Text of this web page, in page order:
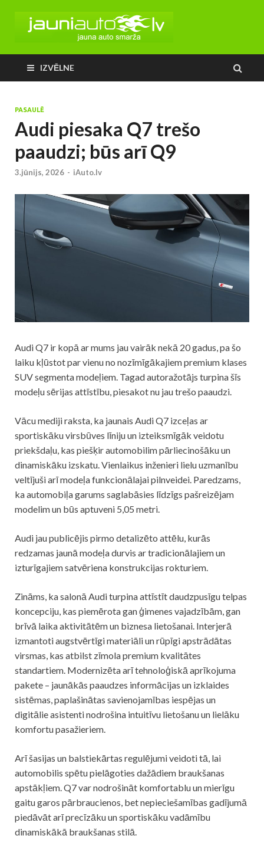
IZVĒLNE
PASAULĒ
Audi piesaka Q7 trešo
paaudzi; būs arī Q9
3.jūnijs, 2026 - iAuto.lv
Audi Q7 ir kopā ar mums jau vairāk nekā 20 gadus, pa šo
laiku kļūstot par vienu no nozīmīgākajiem premium klases
SUV segmenta modeļiem. Tagad autoražotājs turpina šīs
modeļu sērijas attīstību, piesakot nu jau trešo paaudzi.
Vācu mediji raksta, ka jaunais Audi Q7 izceļas ar
sportiskāku virsbūves līniju un izteiksmīgāk veidotu
priekšdaļu, kas piešķir automobilim pārliecinošāku un
dinamiskāku izskatu. Vienlaikus inženieri lielu uzmanību
veltījuši arī modeļa funkcionālajai pilnveidei. Paredzams,
ka automobiļa garums saglabāsies līdzīgs pašreizējam
modelim un būs aptuveni 5,05 metri.
Audi jau publicējis pirmo detalizēto attēlu, kurās
redzamas jaunā modeļa durvis ar tradicionālajiem un
izturīgajiem satvēriena konstrukcijas rokturiem.
Zināms, ka salonā Audi turpina attīstīt daudzpusīgu telpas
koncepciju, kas piemērota gan ģimenes vajadzībām, gan
brīvā laika aktivitātēm un biznesa lietošanai. Interjerā
izmantoti augstvērtīgi materiāli un rūpīgi apstrādātas
virsmas, kas atbilst zīmola premium kvalitātes
standartiem. Modernizēta arī tehnoloģiskā aprīkojuma
pakete – jaunākās paaudzes informācijas un izklaides
sistēmas, paplašinātas savienojamības iespējas un
digitālie asistenti nodrošina intuitīvu lietošanu un lielāku
komfortu pasažieriem.
Arī šasijas un balstiekārtas regulējumi veidoti tā, lai
automobilis spētu pielāgoties dažādiem braukšanas
apstākļiem. Q7 var nodrošināt komfortablu un mierīgu
gaitu garos pārbraucienos, bet nepieciešamības gadījumā
piedāvāt arī precīzāku un sportiskāku vadāmību
dinamiskākā braukšanas stilā.